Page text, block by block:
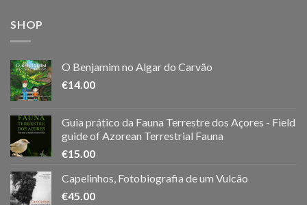
SHOP
O Benjamim no Algar do Carvão
€14.00
Guia prático da Fauna Terrestre dos Açores - Field
guide of Azorean Terrestrial Fauna
€15.00
Capelinhos, Fotobiografia de um Vulcão
€45.00